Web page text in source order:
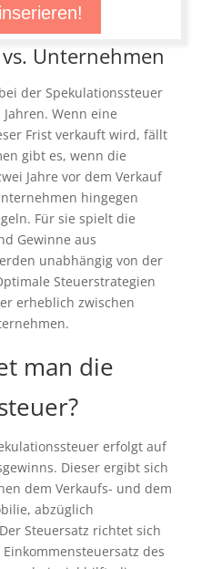
Unternehmen
der Spekulationssteuer
Wenn eine
Frist verkauft wird, fällt
gibt es, wenn die
Jahre vor dem Verkauf
hingegen
Für sie spielt die
Gewinne aus
unabhängig von der
Steuerstrategien
erheblich zwischen
man die
erfolgt auf
Dieser ergibt sich
dem Verkaufs- und dem
abzüglich
Steuersatz richtet sich
des